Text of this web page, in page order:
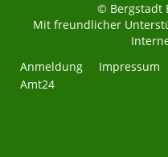
© Bergstadt
Mit freundlicher
Anmeldung
Impressum
Amt24